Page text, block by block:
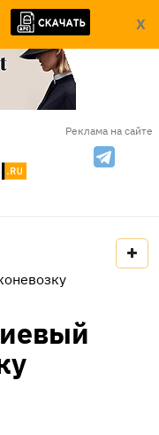
X
Реклама на сайте